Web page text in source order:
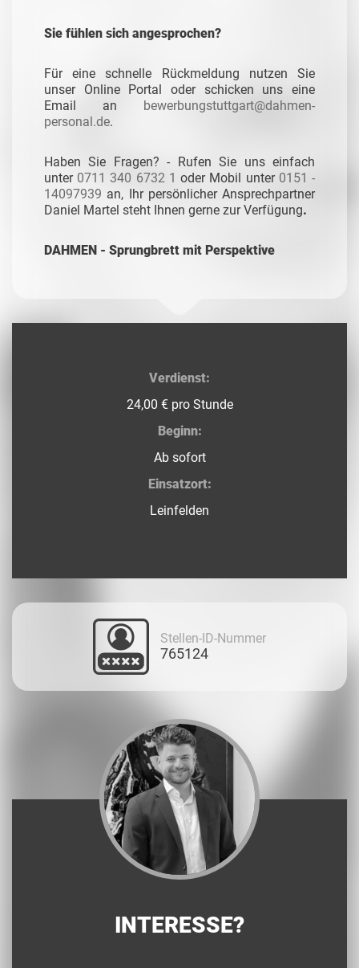
Sie fühlen sich angesprochen?
Für eine schnelle Rückmeldung nutzen Sie
unser Online Portal oder schicken uns eine
Email an bewerbungstuttgart@dahmen-
personal.de.
Haben Sie Fragen? - Rufen Sie uns einfach
unter 0711 340 6732 1 oder Mobil unter 0151 -
14097939 an, Ihr persönlicher Ansprechpartner
Daniel Martel steht Ihnen gerne zur Verfügung.
DAHMEN - Sprungbrett mit Perspektive
Verdienst:
24,00 € pro Stunde
Beginn:
Ab sofort
Einsatzort:
Leinfelden
Stellen-ID-Nummer
765124
INTERESSE?